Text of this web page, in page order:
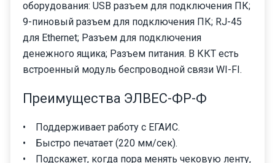
оборудования: USB разъем для подключения ПК;
9-пиновый разъем для подключения ПК; RJ-45
для Ethernet; Разъем для подключения
денежного ящика; Разъем питания. В ККТ есть
встроенный модуль беспроводной связи WI-FI.
Преимущества ЭЛВЕС-ФР-Ф
• Поддерживает работу с ЕГАИС.
• Быстро печатает (220 мм/сек).
• Подскажет, когда пора менять чековую ленту,